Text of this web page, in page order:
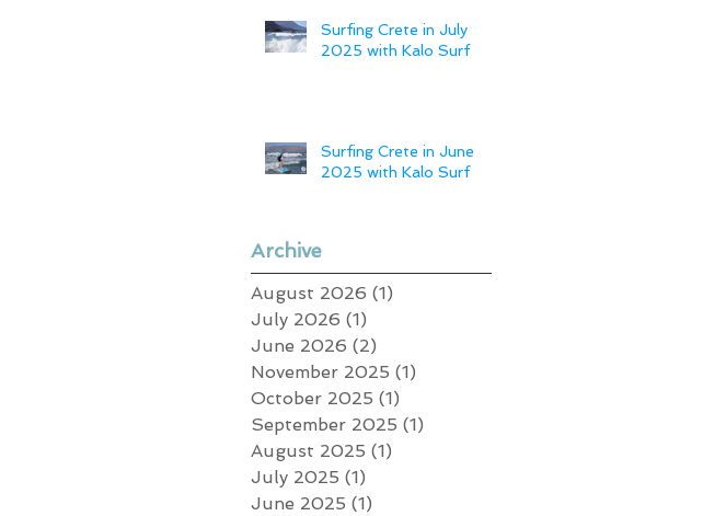
Surfing Crete in July
2025 with Kalo Surf
Surfing Crete in June
2025 with Kalo Surf
Archive
August 2026 (1)
July 2026 (1)
June 2026 (2)
November 2025 (1)
October 2025 (1)
September 2025 (1)
August 2025 (1)
July 2025 (1)
June 2025 (1)